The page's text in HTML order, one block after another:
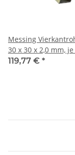
Messing
30 x 30 x 2,0 mm,
5mm
119,77 € *